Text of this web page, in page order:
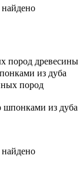
пород древесины
из дуба
пород
шпонками из дуба